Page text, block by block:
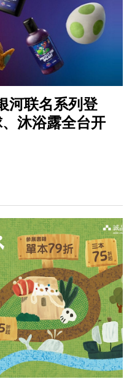
河联名系列登
沐浴露全台开